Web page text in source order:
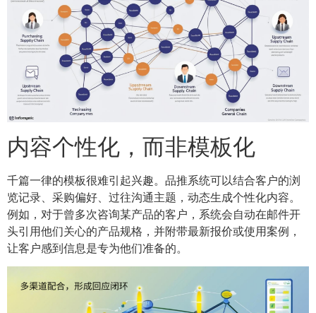
内容个性化，而非模板化
千篇一律的模板很难引起兴趣。品推系统可以结合客户的浏
览记录、采购偏好、过往沟通主题，动态生成个性化内容。
例如，对于曾多次咨询某产品的客户，系统会自动在邮件开
头引用他们关心的产品规格，并附带最新报价或使用案例，
让客户感到信息是专为他们准备的。